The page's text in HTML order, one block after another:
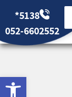
*5138
052-6602552